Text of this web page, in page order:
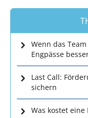
Wenn das
Engpässe
Last Call:
sichern
Was kostet eine